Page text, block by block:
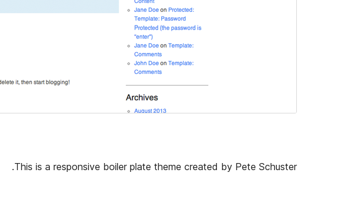
This is a responsive boiler plate theme created by Pete Schuster.